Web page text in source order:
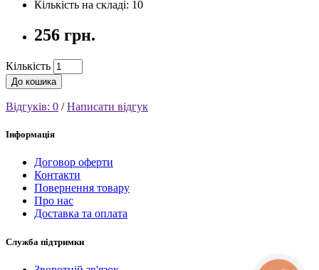
Кількість на складі: 10
256 грн.
Кількість
До кошика
Відгуків: 0 /Написати відгук
Інформація
Договор оферти
Контакти
Повернення товару
Про нас
Доставка та оплата
Служба підтримки